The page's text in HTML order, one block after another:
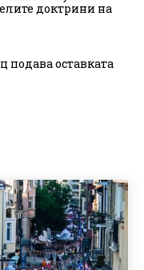
доктрини на
оставката